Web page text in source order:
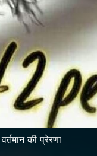
की प्रेरणा